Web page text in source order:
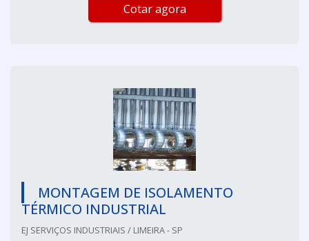
Cotar agora
MONTAGEM DE ISOLAMENTO
TÉRMICO INDUSTRIAL
EJ SERVIÇOS INDUSTRIAIS / LIMEIRA - SP